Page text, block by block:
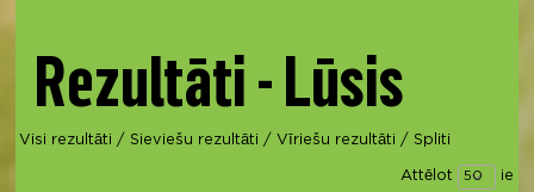
Rezultāti - Lūsis
Visi rezultāti / Sieviešu rezultāti / Vīriešu rezultāti / Spliti
Attēlot